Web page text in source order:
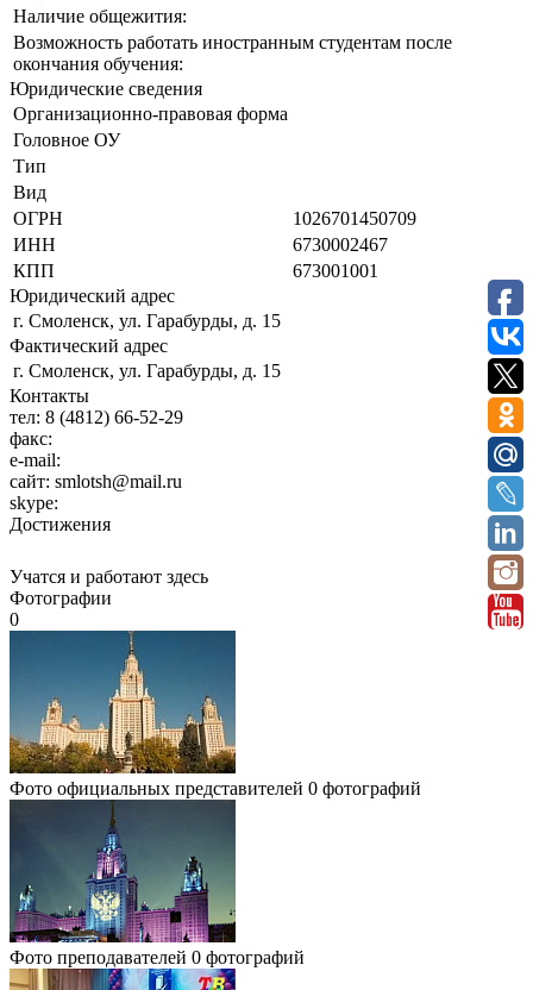
Наличие общежития:
Возможность работать иностранным студентам после
окончания обучения:
Юридические сведения
Организационно-правовая форма
Головное ОУ
Тип
Вид
ОГРН
1026701450709
ИНН
6730002467
КПП
673001001
Юридический адрес
г. Смоленск, ул. Гарабурды, д. 15
Фактический адрес
г. Смоленск, ул. Гарабурды, д. 15
Контакты
тел: 8 (4812) 66-52-29
факс:
e-mail:
сайт: smlotsh@mail.ru
skype:
Достижения
Учатся и работают здесь
Фотографии
0
Фото официальных представителей 0 фотографий
Фото преподавателей 0 фотографий